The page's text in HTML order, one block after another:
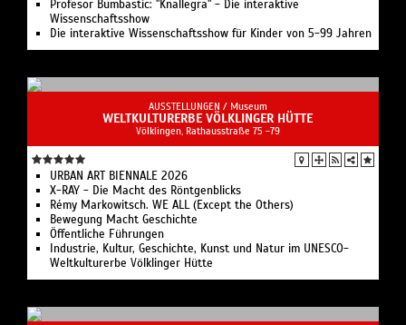
Profesor Bumbastic: "Knallegra" - Die interaktive
Wissenschaftsshow
Die interaktive Wissenschaftsshow für Kinder von 5-99 Jahren
AUSSTELLUNGEN / Museum
WELTKULTURERBE VÖLKLINGER HÜTTE
Völklingen, Rathausstraße 75 -79
URBAN ART BIENNALE 2026
X-RAY - Die Macht des Röntgenblicks
Rémy Markowitsch. WE ALL (Except the Others)
Bewegung Macht Geschichte
Öffentliche Führungen
Industrie, Kultur, Geschichte, Kunst und Natur im UNESCO-
Weltkulturerbe Völklinger Hütte